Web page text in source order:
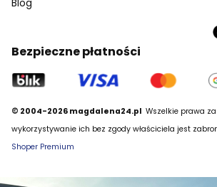
Bezpieczne płatności
© 2004-2026 magdalena24.pl Wszelkie prawa
wykorzystywanie ich bez zgody właściciela jest
Shoper Premium